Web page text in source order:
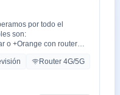
por todo el
son:
o +Orange con router
Orange, Yoigo y Movistar
de cine y
Apple TV, Disney+
Router 4G/5G